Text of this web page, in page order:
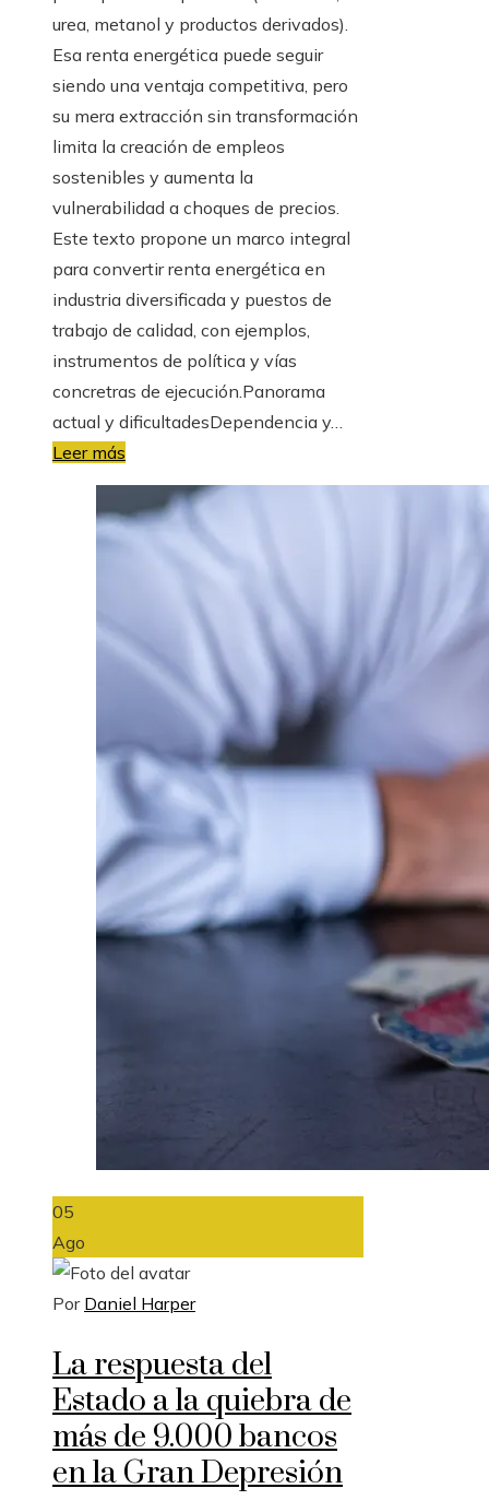
urea, metanol y productos derivados).
Esa renta energética puede seguir
siendo una ventaja competitiva, pero
su mera extracción sin transformación
limita la creación de empleos
sostenibles y aumenta la
vulnerabilidad a choques de precios.
Este texto propone un marco integral
para convertir renta energética en
industria diversificada y puestos de
trabajo de calidad, con ejemplos,
instrumentos de política y vías
concretras de ejecución.Panorama
actual y dificultadesDependencia y…
Leer más
05
Ago
Por Daniel Harper
La respuesta del
Estado a la quiebra de
más de 9.000 bancos
en la Gran Depresión